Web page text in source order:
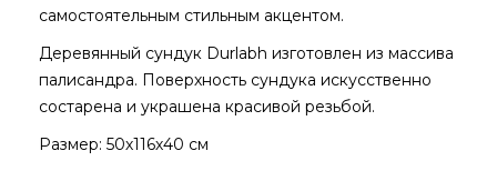
самостоятельным стильным акцентом.
Деревянный сундук Durlabh изготовлен из массива
палисандра. Поверхность сундука искусственно
состарена и украшена красивой резьбой.
Размер: 50х116х40 см